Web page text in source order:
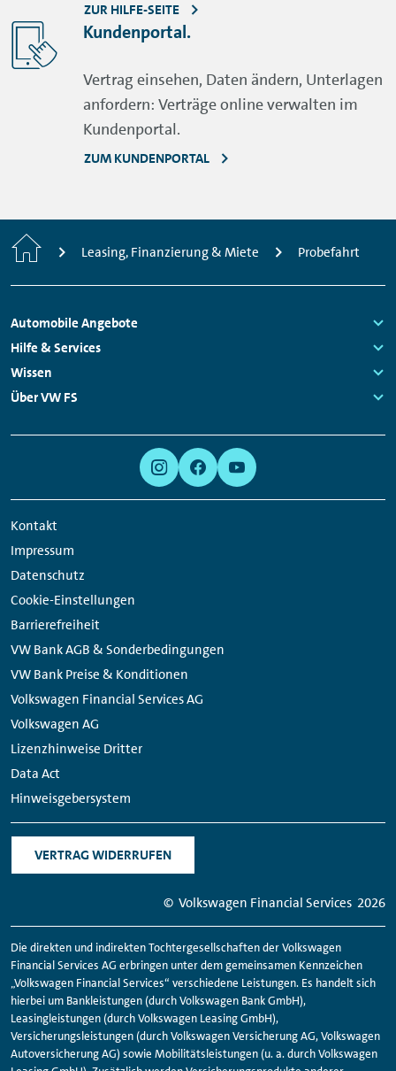
ZUR HILFE-SEITE
Kundenportal.
Vertrag einsehen, Daten ändern, Unterlagen
anfordern: Verträge online verwalten im
Kundenportal.
ZUM KUNDENPORTAL
StartseiteLeasing, Finanzierung & Miete Probefahrt
Fußzeilen
Navigation
Automobile Angebote
Links:
Hilfe & Services
Links:
Wissen
Links:
Über VW FS
Kontakt
Impressum
Datenschutz
Cookie-Einstellungen
Barrierefreiheit
VW Bank AGB & Sonderbedingungen
VW Bank Preise & Konditionen
Volkswagen Financial Services AG
Volkswagen AG
Lizenzhinweise Dritter
Data Act
Hinweisgebersystem
VERTRAG WIDERRUFEN
Links
© Volkswagen Financial Services 2026
Die direkten und indirekten Tochtergesellschaften der Volkswagen
FinancialServices AG erbringen unter dem gemeinsamen Kennzeichen
„Volkswagen FinancialServices“ verschiedene Leistungen. Es handelt sich
hierbei um Bankleistungen (durch Volkswagen Bank GmbH),
Leasingleistungen (durch Volkswagen Leasing GmbH),
Versicherungsleistungen (durch Volkswagen Versicherung AG, Volkswagen
Autoversicherung AG) sowie Mobilitätsleistungen (u. a. durch Volkswagen